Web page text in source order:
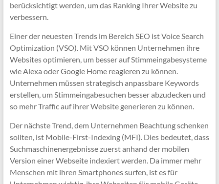
berücksichtigt werden, um das Ranking Ihrer Website zu
verbessern.
Einer der neuesten Trends im Bereich SEO ist Voice Search
Optimization (VSO). Mit VSO können Unternehmen ihre
Websites optimieren, um besser auf Stimmeingabesysteme
wie Alexa oder Google Home reagieren zu können.
Unternehmen müssen strategisch anpassbare Keywords
erstellen, um Stimmeingabesuchen besser abzudecken und
so mehr Traffic auf ihrer Website generieren zu können.
Der nächste Trend, dem Unternehmen Beachtung schenken
sollten, ist Mobile-First-Indexing (MFI). Dies bedeutet, dass
Suchmaschinenergebnisse zuerst anhand der mobilen
Version einer Webseite indexiert werden. Da immer mehr
Menschen mit ihren Smartphones surfen, ist es für